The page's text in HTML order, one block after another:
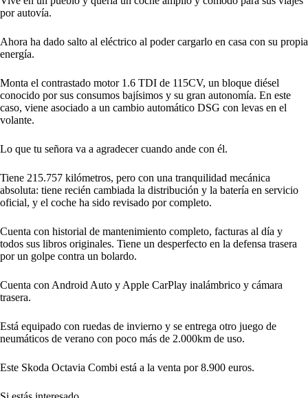
por autovía.
Ahora ha dado salto al eléctrico al poder cargarlo en casa con su propia
energía.
Monta el contrastado motor 1.6 TDI de 115CV, un bloque diésel
conocido por sus consumos bajísimos y su gran autonomía. En este
caso, viene asociado a un cambio automático DSG con levas en el
volante.
Lo que tu señora va a agradecer cuando ande con él.
Tiene 215.757 kilómetros, pero con una tranquilidad mecánica
absoluta: tiene recién cambiada la distribución y la batería en servicio
oficial, y el coche ha sido revisado por completo.
Cuenta con historial de mantenimiento completo, facturas al día y
todos sus libros originales. Tiene un desperfecto en la defensa trasera
por un golpe contra un bolardo.
Cuenta con Android Auto y Apple CarPlay inalámbrico y cámara
trasera.
Está equipado con ruedas de invierno y se entrega otro juego de
neumáticos de verano con poco más de 2.000km de uso.
Este Skoda Octavia Combi está a la venta por 8.900 euros.